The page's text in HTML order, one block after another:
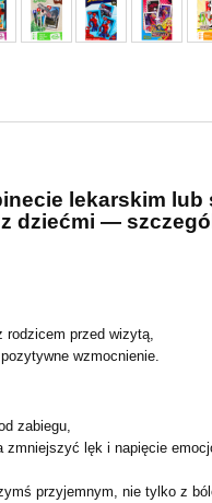
lekarskim
dziećmi —
przed wizytą,
wzmocnienie.
zabiegu,
zmniejszyć lęk i napięcie
przyjemnym, nie tylko z